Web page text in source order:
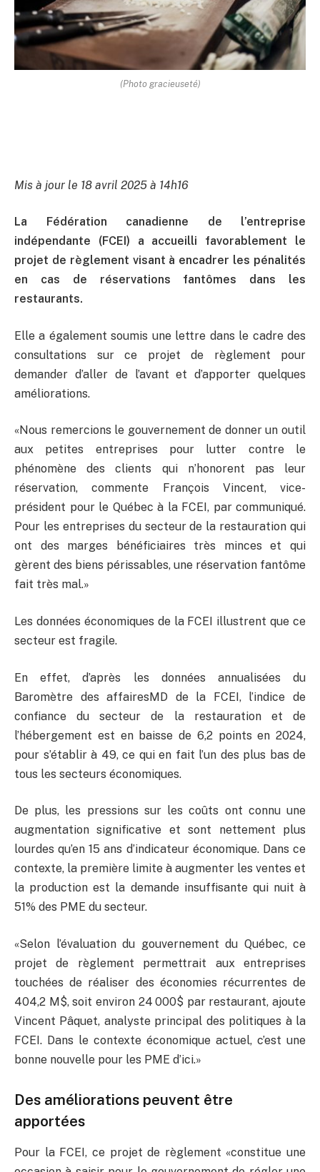
(Photo gracieuseté)
Mis à jour le 18 avril 2025 à 14h16
La Fédération canadienne de l’entreprise
indépendante (FCEI) a accueilli favorablement le
projet de règlement visant à encadrer les pénalités
en cas de réservations fantômes dans les
restaurants.
Elle a également soumis une lettre dans le cadre des
consultations sur ce projet de règlement pour
demander d’aller de l’avant et d’apporter quelques
améliorations.
«Nous remercions le gouvernement de donner un outil
aux petites entreprises pour lutter contre le
phénomène des clients qui n’honorent pas leur
réservation, commente François Vincent, vice-
président pour le Québec à la FCEI, par communiqué.
Pour les entreprises du secteur de la restauration qui
ont des marges bénéficiaires très minces et qui
gèrent des biens périssables, une réservation fantôme
fait très mal.»
Les données économiques de la FCEI illustrent que ce
secteur est fragile.
En effet, d’après les données annualisées du
Baromètre des affairesMD de la FCEI, l’indice de
confiance du secteur de la restauration et de
l’hébergement est en baisse de 6,2 points en 2024,
pour s’établir à 49, ce qui en fait l’un des plus bas de
tous les secteurs économiques.
De plus, les pressions sur les coûts ont connu une
augmentation significative et sont nettement plus
lourdes qu’en 15 ans d’indicateur économique. Dans ce
contexte, la première limite à augmenter les ventes et
la production est la demande insuffisante qui nuit à
51% des PME du secteur.
«Selon l’évaluation du gouvernement du Québec, ce
projet de règlement permettrait aux entreprises
touchées de réaliser des économies récurrentes de
404,2 M$, soit environ 24 000$ par restaurant, ajoute
Vincent Pâquet, analyste principal des politiques à la
FCEI. Dans le contexte économique actuel, c’est une
bonne nouvelle pour les PME d’ici.»
Des améliorations peuvent être
apportées
Pour la FCEI, ce projet de règlement «constitue une